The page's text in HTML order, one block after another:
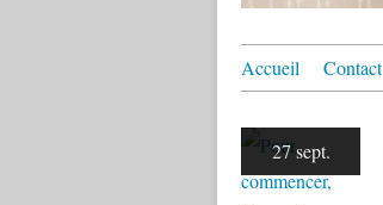
Accueil Contact
27 sept.